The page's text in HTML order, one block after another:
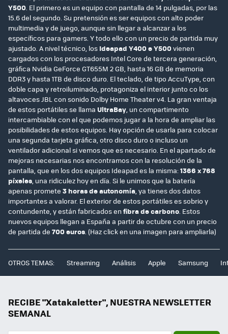
Y500 . El primero es un equipo con pantalla de 14 pulgadas, por las
15.6 del segundo. Su pretensión es ser equipos con alto poder
multimedia y de juego, aunque sin llegar a alcanzar a los
específicos para gamers. Y todo ello con un precio de partida muy
ajustado. A nivel técnico, los Ideapad Y400 e Y500vienen
cargados con los procesadores Intel Core de tercera generación,
gráfica Nvidia GeForce GT655M 2 GB, hasta 16 GB de memoria
DDR3 y hasta 1TB de disco duro. El teclado, de tipo AccuType, con
doble capa y retroiluminado, protagoniza el interior junto co los
altavoces JBL con sonido Dolby Home Theater v4. La gran ventaja
de estos portátiles se llama UltraBay , un compartimento
intercambiable con el que podemos jugar a la hora de ampliar las
posibilidades de estos equipos. Hay opción de usarla para colocar
una segunda tarjeta gráfica, otro disco duro o incluso un
ventilador adicional si vemos que es necesario. En el apartado de
mejoras necesarias nos encontramos con la resolución de la
pantalla, que en los dos equipos Ideapad es la misma: 1366 x 768
píxeles , una ridiculez hoy en día. Si le unimos que la batería
apenas promete 3 horas de autonomía , ya tienes dos datos
importantes a valorar. El exterior de estos portátiles es sobrio y
contundente, y están fabricados en fibra de carbono . Estos
nuevos equipos llegan a España a partir de octubre con un precio
de partida de 700 euros . (Haz click en una imagen para ampliarla)
OTROS TEMAS: Streaming Análisis Apple Samsung
RECIBE "Xatakaletter", NUESTRA NEWSLETTER
SEMANAL